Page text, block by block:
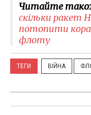
Читайте
скільки ракет
потопити
флоту
ТЕГИ ВІЙНА